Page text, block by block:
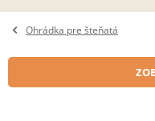
Ohrádka pre šteňatá